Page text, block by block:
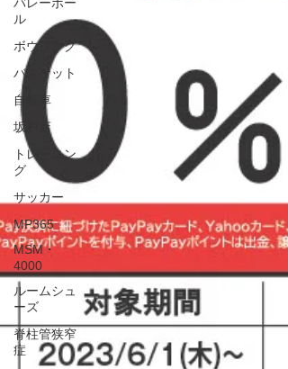
ル
ボウリング
バスケット
自転車
坂戸店
トレーニン
グ
サッカー
MP365
MSM・
4000
ルームシュ
ーズ
脊柱管狭窄
症